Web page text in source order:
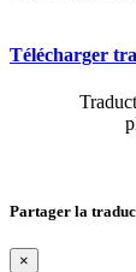
Télécharger
Partager la
×